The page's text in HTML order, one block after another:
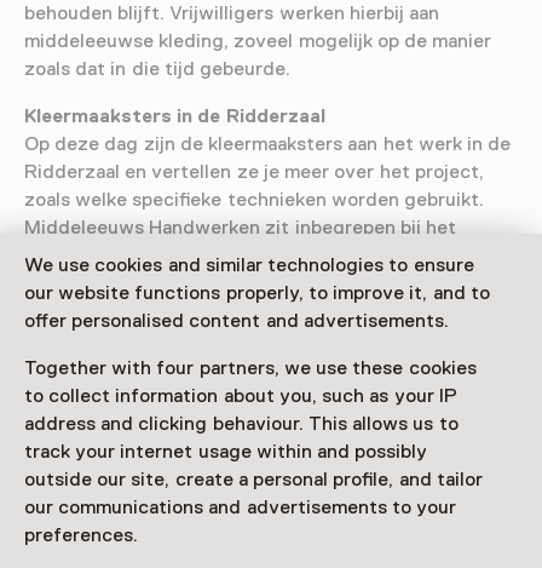
We use cookies and similar technologies to ensure
our website functions properly, to improve it, and to
offer personalised content and advertisements.
Together with four partners, we use these cookies
to collect information about you, such as your IP
address and clicking behaviour. This allows us to
track your internet usage within and possibly
outside our site, create a personal profile, and tailor
our communications and advertisements to your
preferences.
behouden blijft. Vrijwilligers werken hierbij aan
middeleeuwse kleding, zoveel mogelijk op de manier
zoals dat in die tijd gebeurde.
Kleermaaksters in de Ridderzaal
Op deze dag zijn de kleermaaksters aan het werk in de
Ridderzaal en vertellen ze je meer over het project,
zoals welke specifieke technieken worden gebruikt.
Middeleeuws Handwerken zit inbegrepen bij het
museumbezoek.
Bewaren van een ambacht
Textiel is kwetsbaar en er zijn dan ook weinig tot geen
kledingstukken bewaard gebleven. Met Middeleeuws
Handwerken en het eerdere project Graventapijt wil
Kasteel Radboud de traditie en werkwijze van
middeleeuwse textielbewerking bewaren voor
volgende generaties.